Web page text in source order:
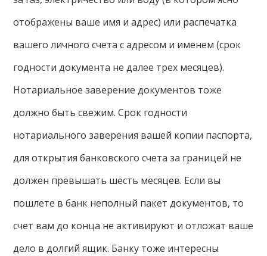
отображены ваше имя и адрес) или распечатка
вашего личного счета с адресом и именем (срок
годности документа не далее трех месяцев).
Нотариальное заверение документов тоже
должно быть свежим. Срок годности
нотариального заверения вашей копии паспорта,
для открытия банковского счета за границей не
должен превышать шесть месяцев. Если вы
пошлете в банк неполный пакет документов, то
счет вам до конца не активируют и отложат ваше
дело в долгий ящик. Банку тоже интересны